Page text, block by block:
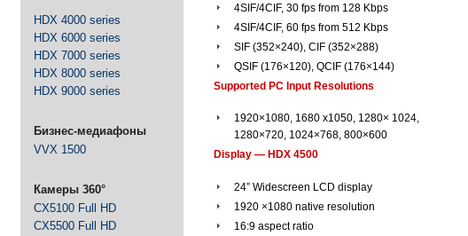
HDX 4000 series
HDX 6000 series
HDX 7000 series
HDX 8000 series
HDX 9000 series
Бизнес-медиафоны
VVX 1500
Камеры 360°
CX5100 Full HD
CX5500 Full HD
4SIF/4CIF, 30 fps from 128 Kbps
4SIF/4CIF, 60 fps from 512 Kbps
SIF (352×240), CIF (352×288)
QSIF (176×120), QCIF (176×144)
Supported PC Input Resolutions
1920×1080, 1680 x1050, 1280× 1024,
1280×720, 1024×768, 800×600
Display — HDX 4500
24” Widescreen LCD display
1920 ×1080 native resolution
16:9 aspect ratio